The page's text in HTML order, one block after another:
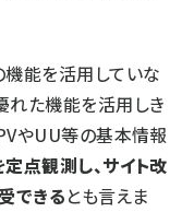
能を活用していな
れた機能を活用しき
やUU等の基本情報
点観測し、サイト改
できるとも言えま